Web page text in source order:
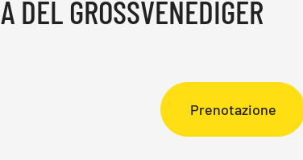
DEL GROSSVENEDIGER
Prenotazione